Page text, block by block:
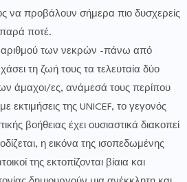
να προβάλουν σήμερα πιο δυσχερείς
παρά ποτέ.
αριθμού των νεκρών -πάνω από
τη ζωή τους τα τελευταία δύο
άμαχοι/ες, ανάμεσά τους περίπου
εκτιμήσεις της UNICEF, το γεγονός
βοήθειας έχει ουσιαστικά διακοπεί
η εικόνα της ισοπεδωμένης
της εκτοπίζονται βίαια και